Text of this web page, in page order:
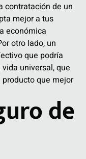
contratación de un
mejor a tus
económica
otro lado, un
que podría
universal, que
que mejor
de